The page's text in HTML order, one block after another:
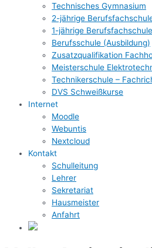
Technisches Gymnasium
2-jährige
1-jährige Berufsfachschule
Berufsschule (Ausbildung)
Zusatzqualifikation
Meisterschule
Technikerschule –
DVS Schweißkurse
Internet
Moodle
Webuntis
Nextcloud
Kontakt
Schulleitung
Lehrer
Sekretariat
Hausmeister
Anfahrt